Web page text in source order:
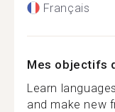
Français
Mes objectifs
Learn
and make new